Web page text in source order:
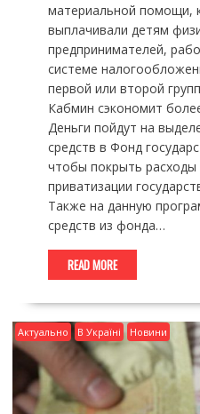
материальной помощи,
выплачивали детям
предпринимателей,
системе
первой или второй
Кабмин сэкономит
Деньги пойдут на
средств в Фонд
чтобы покрыть
приватизации
Также на данную
средств из фонда…
READ MORE
Актуально В Україні Новини